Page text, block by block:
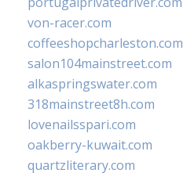
von-racer.com
coffeeshopcharleston.com
salon104mainstreet.com
alkaspringswater.com
318mainstreet8h.com
lovenailsspari.com
oakberry-kuwait.com
quartzliterary.com